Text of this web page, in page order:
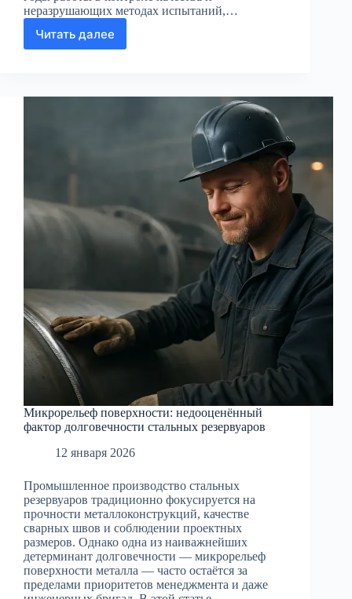
неразрушающих методах испытаний,…
Читать далее
Как
на
инженера
Микрорельеф поверхности: недооценённый
фактор долговечности стальных резервуаров
12 января 2026
Промышленное производство стальных
резервуаров традиционно фокусируется на
прочности металлоконструкций, качестве
сварных швов и соблюдении проектных
размеров. Однако одна из наиважнейших
детерминант долговечности — микрорельеф
поверхности металла — часто остаётся за
пределами приоритетов менеджмента и даже